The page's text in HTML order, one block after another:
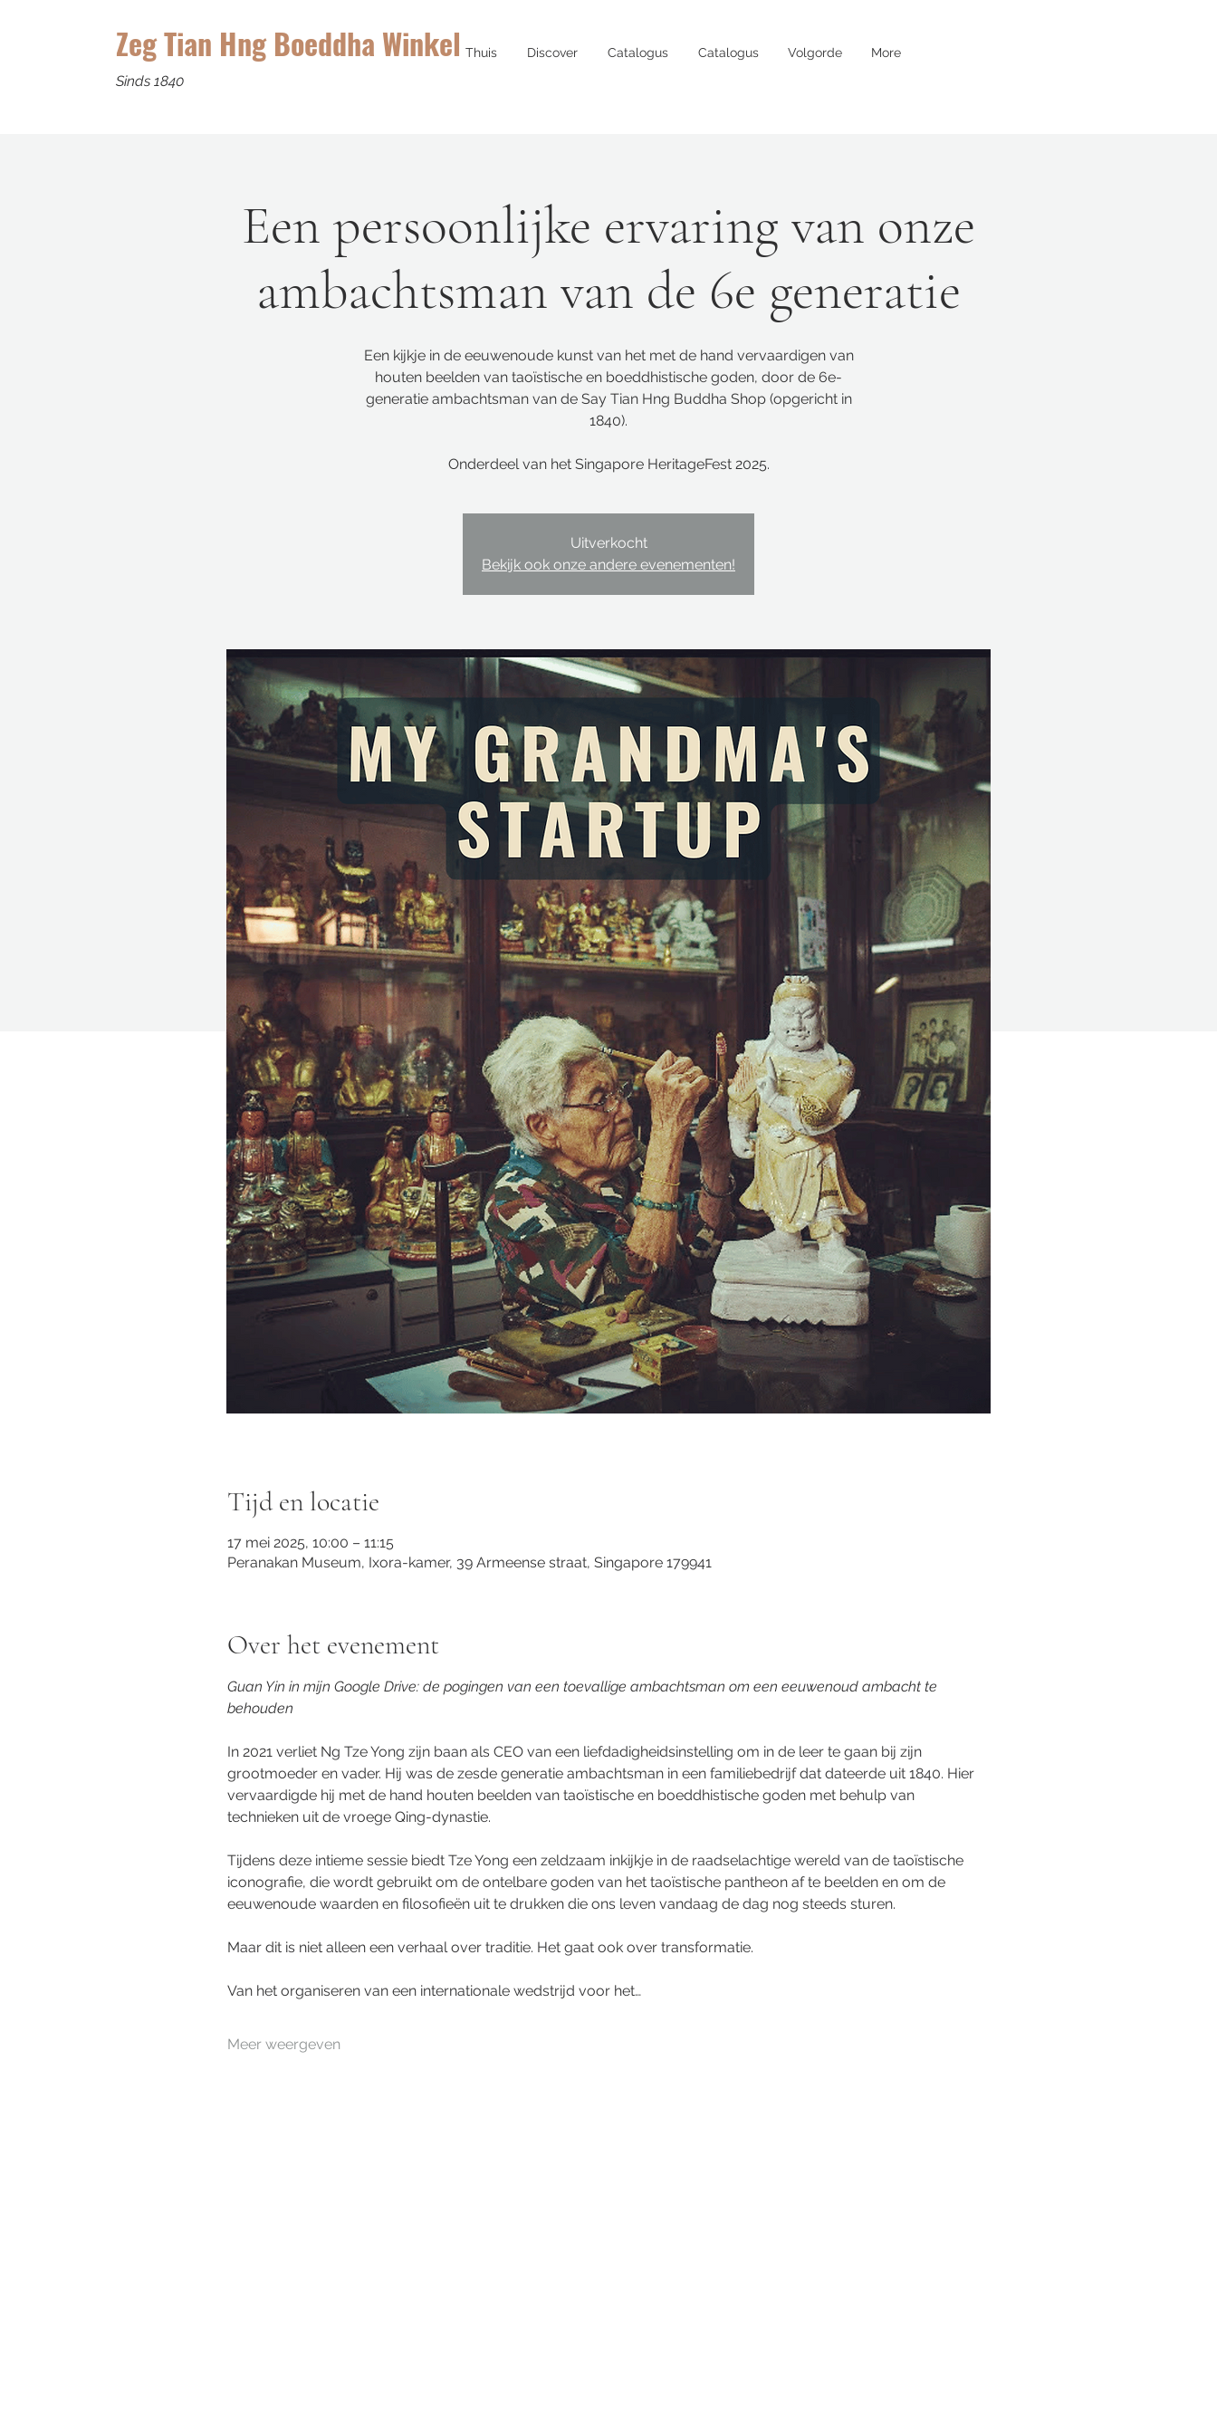
Zeg Tian Hng Boeddha Winkel
Sinds 1840
Thuis Discover Catalogus Catalogus Volgorde More
Een persoonlijke ervaring van onze
ambachtsman van de 6e generatie
Een kijkje in de eeuwenoude kunst van het met de hand vervaardigen van
houten beelden van taoïstische en boeddhistische goden, door de 6e-
generatie ambachtsman van de Say Tian Hng Buddha Shop (opgericht in
1840).
Onderdeel van het Singapore HeritageFest 2025.
Uitverkocht
Bekijk ook onze andere evenementen!
Tijd en locatie
17 mei 2025, 10:00 – 11:15
Peranakan Museum, Ixora-kamer, 39 Armeense straat, Singapore 179941
Over het evenement
Guan Yin in mijn Google Drive: de pogingen van een toevallige ambachtsman om een eeuwenoud ambacht te
behouden
In 2021 verliet Ng Tze Yong zijn baan als CEO van een liefdadigheidsinstelling om in de leer te gaan bij zijn
grootmoeder en vader. Hij was de zesde generatie ambachtsman in een familiebedrijf dat dateerde uit 1840. Hier
vervaardigde hij met de hand houten beelden van taoïstische en boeddhistische goden met behulp van
technieken uit de vroege Qing-dynastie.
Tijdens deze intieme sessie biedt Tze Yong een zeldzaam inkijkje in de raadselachtige wereld van de taoïstische
iconografie, die wordt gebruikt om de ontelbare goden van het taoïstische pantheon af te beelden en om de
eeuwenoude waarden en filosofieën uit te drukken die ons leven vandaag de dag nog steeds sturen.
Maar dit is niet alleen een verhaal over traditie. Het gaat ook over transformatie.
Van het organiseren van een internationale wedstrijd voor het…
Meer weergeven